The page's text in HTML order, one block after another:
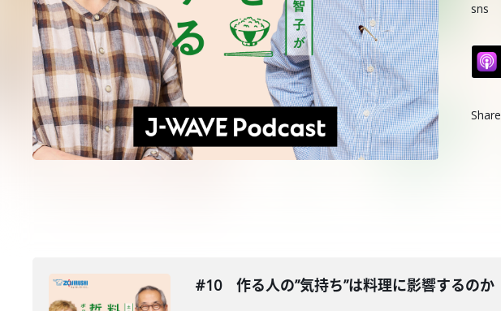
sns
Share
#10 作る人の”気持ち”は料理に影響するのか